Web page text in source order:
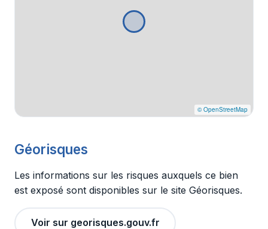
© OpenStreetMap
Géorisques
Les informations sur les risques auxquels ce bien
est exposé sont disponibles sur le site Géorisques.
Voir sur georisques.gouv.fr